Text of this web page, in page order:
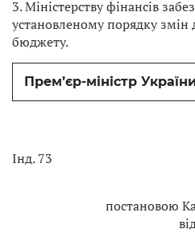
3. Міністерству фінансів
установленому порядку
бюджету.
Прем’єр-міністр
Інд. 73
постановою